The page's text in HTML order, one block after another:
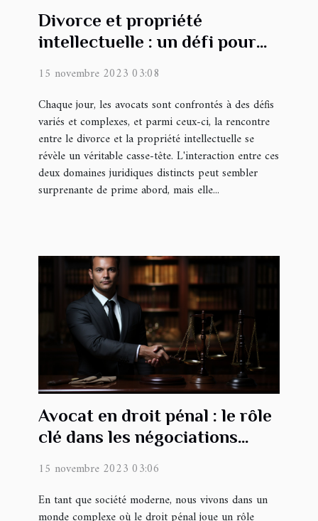
Divorce et propriété
intellectuelle : un défi pour
15 novembre 2023 03:08
Chaque jour, les avocats sont confrontés à des défis
variés et complexes, et parmi ceux-ci, la rencontre
entre le divorce et la propriété intellectuelle se
révèle un véritable casse-tête. L'interaction entre ces
deux domaines juridiques distincts peut sembler
surprenante de prime abord, mais elle...
Avocat en droit pénal : le rôle
clé dans les négociations
15 novembre 2023 03:06
En tant que société moderne, nous vivons dans un